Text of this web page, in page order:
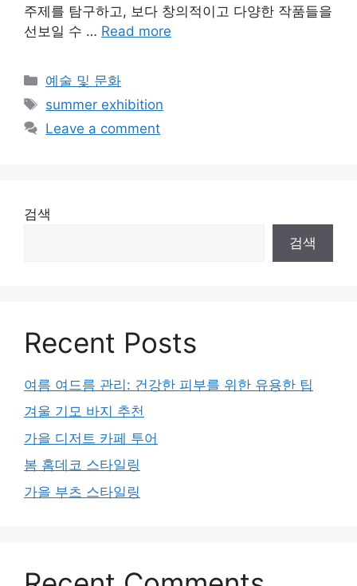
주제를 탐구하고, 보다 창의적이고 다양한 작품들을
선보일 수 … Read more
Categories
예술 및 문화
Tags
summer exhibition
Leave a comment
검색
검색
Recent Posts
여름 여드름 관리: 건강한 피부를 위한 유용한 팁
겨울 기모 바지 추천
가을 디저트 카페 투어
봄 홈데코 스타일링
가을 부츠 스타일링